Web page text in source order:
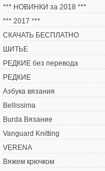
*** НОВИНКИ за 2018 ***
*** 2017 ***
СКАЧАТЬ БЕСПЛАТНО
ШИТЬЕ
РЕДКИЕ без перевода
РЕДКИЕ
Азбука вязания
Bellissima
Burda Вязание
Vanguard Knitting
VERENA
Вяжем крючком